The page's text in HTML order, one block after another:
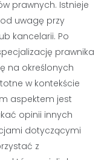
prawnych. Istnieje
uwagę przy
kancelarii. Po
prawnika
na określonych
w kontekście
aspektem jest
opinii innych
dotyczącymi
z